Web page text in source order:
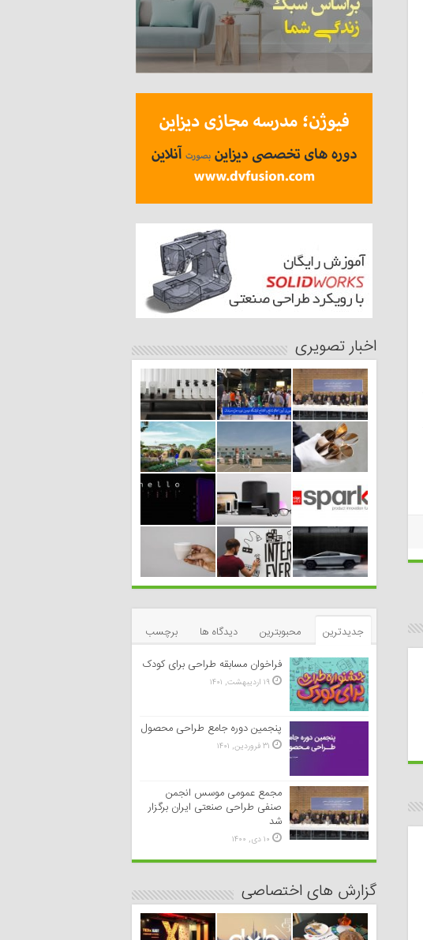
اخبار تصویری
جدیدترین محبوبترین دیدگاه ها
برچسب
فراخوان مسابقه طراحی برای کودک
۱۹ اردیبهشت, ۱۴۰۱
پنجمین دوره جامع طراحی محصول
۳۱ فروردین, ۱۴۰۱
مجمع عمومی موسس انجمن
صنفی طراحی صنعتی ایران برگزار
شد
۱۰ دی, ۱۴۰۰
گزارش های اختصاصی